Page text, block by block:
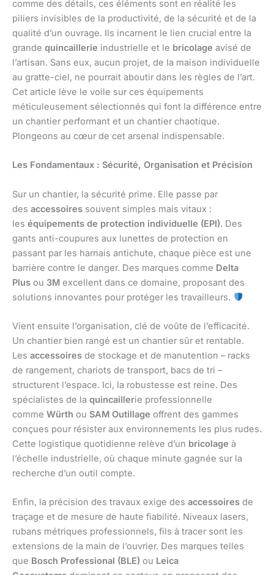
comme des détails, ces éléments sont en réalité les
piliers invisibles de la productivité, de la sécurité et de la
qualité d’un ouvrage. Ils incarnent le lien crucial entre la
grande quincaillerie industrielle et le bricolage avisé de
l’artisan. Sans eux, aucun projet, de la maison individuelle
au gratte-ciel, ne pourrait aboutir dans les règles de l’art.
Cet article lève le voile sur ces équipements
méticuleusement sélectionnés qui font la différence entre
un chantier performant et un chantier chaotique.
Plongeons au cœur de cet arsenal indispensable.
Les Fondamentaux : Sécurité, Organisation et Précision
Sur un chantier, la sécurité prime. Elle passe par
des accessoires souvent simples mais vitaux :
les équipements de protection individuelle (EPI). Des
gants anti-coupures aux lunettes de protection en
passant par les harnais antichute, chaque pièce est une
barrière contre le danger. Des marques comme Delta
Plus ou 3M excellent dans ce domaine, proposant des
solutions innovantes pour protéger les travailleurs.
Vient ensuite l’organisation, clé de voûte de l’efficacité.
Un chantier bien rangé est un chantier sûr et rentable.
Les accessoires de stockage et de manutention – racks
de rangement, chariots de transport, bacs de tri –
structurent l’espace. Ici, la robustesse est reine. Des
spécialistes de la quincaillerie professionnelle
comme Würth ou SAM Outillage offrent des gammes
conçues pour résister aux environnements les plus rudes.
Cette logistique quotidienne relève d’un bricolage à
l’échelle industrielle, où chaque minute gagnée sur la
recherche d’un outil compte.
Enfin, la précision des travaux exige des accessoires de
traçage et de mesure de haute fiabilité. Niveaux lasers,
rubans métriques professionnels, fils à tracer sont les
extensions de la main de l’ouvrier. Des marques telles
que Bosch Professional (BLE) ou Leica